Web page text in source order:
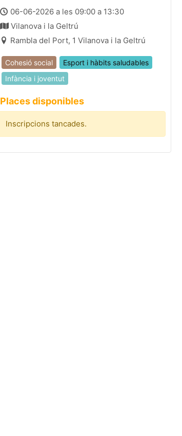
06-06-2026 a les 09:00 a 13:30
Vilanova i la Geltrú
Rambla del Port, 1 Vilanova i la Geltrú
Cohesió social
Esport i hàbits saludables
Infància i joventut
Places disponibles
Inscripcions tancades.